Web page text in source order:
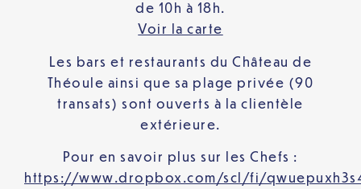
de 10h à 18h.
Voir la carte
Les bars et restaurants du Château de
Théoule ainsi que sa plage privée (90
transats) sont ouverts à la clientèle
extérieure.
Pour en savoir plus sur les Chefs :
https://www.dropbox.com/scl/fi/